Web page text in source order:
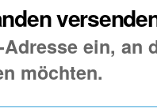
ein, an
möchten.